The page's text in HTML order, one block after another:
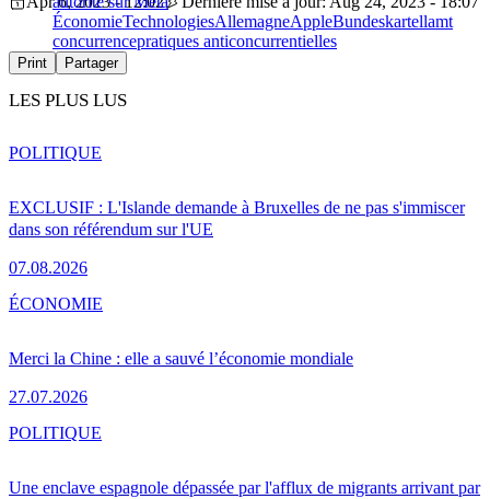
ÉconomieTechnologiesAllemagneAppleBundeskartellamt
concurrencepratiques anticoncurrentielles
Print Partager
LES PLUS LUS
EXCLUSIF : L'Islande demande à Bruxelles de ne pas s'immiscer
dans son référendum sur l'UE
07.08.2026
POLITIQUE
Merci la Chine : elle a sauvé l’économie mondiale
27.07.2026
ÉCONOMIE
Une enclave espagnole dépassée par l'afflux de migrants arrivant par
POLITIQUE